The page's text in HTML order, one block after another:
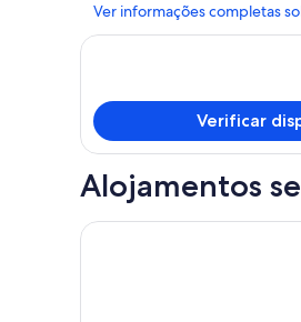
Ver informações completas
Verificar
Alojamentos
Moradia Luxuosa c/ Jacuzzi